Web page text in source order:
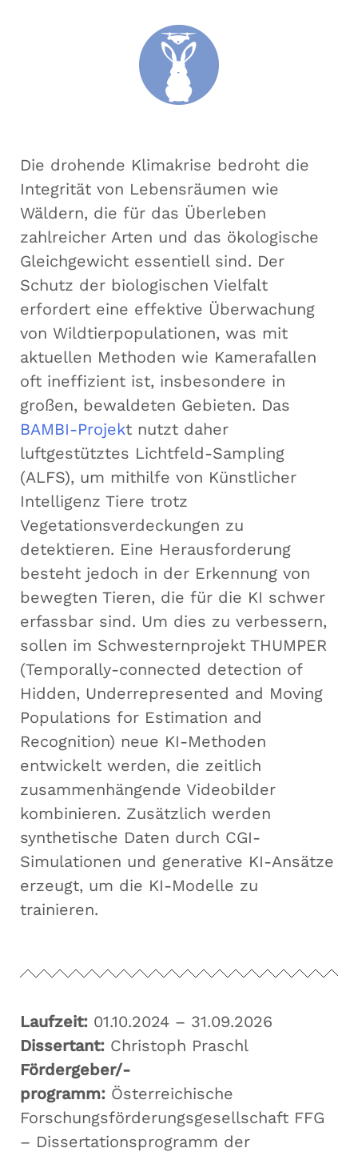
Die drohende Klimakrise bedroht die
Integrität von Lebensräumen wie
Wäldern, die für das Überleben
zahlreicher Arten und das ökologische
Gleichgewicht essentiell sind. Der
Schutz der biologischen Vielfalt
erfordert eine effektive Überwachung
von Wildtierpopulationen, was mit
aktuellen Methoden wie Kamerafallen
oft ineffizient ist, insbesondere in
großen, bewaldeten Gebieten. Das
BAMBI-Projekt nutzt daher
luftgestütztes Lichtfeld-Sampling
(ALFS), um mithilfe von Künstlicher
Intelligenz Tiere trotz
Vegetationsverdeckungen zu
detektieren. Eine Herausforderung
besteht jedoch in der Erkennung von
bewegten Tieren, die für die KI schwer
erfassbar sind. Um dies zu verbessern,
sollen im Schwesternprojekt THUMPER
(Temporally-connected detection of
Hidden, Underrepresented and Moving
Populations for Estimation and
Recognition) neue KI-Methoden
entwickelt werden, die zeitlich
zusammenhängende Videobilder
kombinieren. Zusätzlich werden
synthetische Daten durch CGI-
Simulationen und generative KI-Ansätze
erzeugt, um die KI-Modelle zu
trainieren.
Laufzeit: 01.10.2024 – 31.09.2026
Dissertant: Christoph Praschl
Fördergeber/-
programm: Österreichische
Forschungsförderungsgesellschaft FFG
– Dissertationsprogramm der